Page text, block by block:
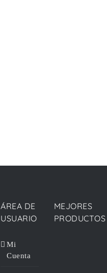
ÁREA DE
USUARIO
Mi
Cuenta
MEJORES
PRODUCTOS